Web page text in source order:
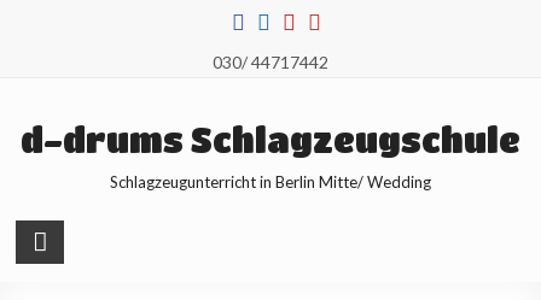
030/ 44717442
d-drums Schlagzeugschule
Schlagzeugunterricht in Berlin Mitte/ Wedding